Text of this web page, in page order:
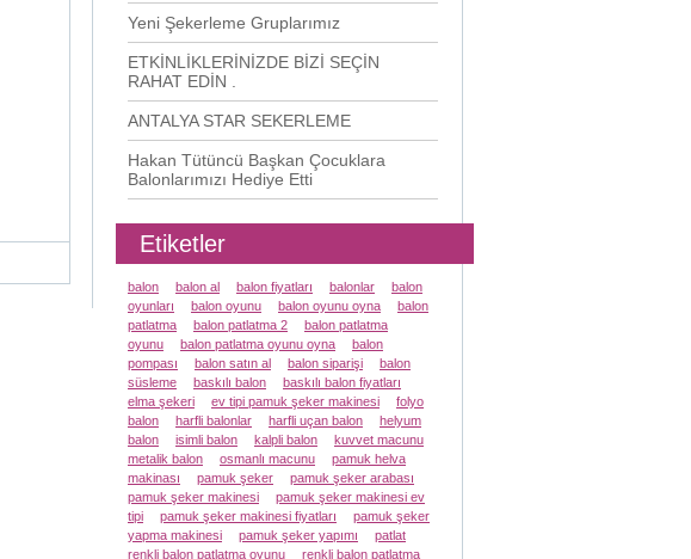
Yeni Şekerleme Gruplarımız
ETKİNLİKLERİNİZDE BİZİ SEÇİN
RAHAT EDİN .
ANTALYA STAR SEKERLEME
Hakan Tütüncü Başkan Çocuklara
Balonlarımızı Hediye Etti
Etiketler
balon balon al balon fiyatları balonlar
balon
oyunları
balon oyunu balon oyunu oyna
balon
patlatma
balon patlatma 2
balon patlatma
oyunu
balon patlatma oyunu oyna
balon
pompası
balon satın al balon siparişi
balon
süsleme
baskılı balon
baskılı balon fiyatları
elma şekeri
ev tipi pamuk şeker makinesi
folyo
balon
harfli balonlar harfli uçan balon
helyum
balon
isimli balon kalpli balon
kuvvet macunu
metalik balon
osmanlı macunu
pamuk helva
makinası
pamuk şeker
pamuk şeker arabası
pamuk şeker makinesi
pamuk şeker makinesi ev
tipi
pamuk şeker makinesi fiyatları
pamuk şeker
yapma makinesi
pamuk şeker yapımı
patlat
renkli balon patlatma oyunu
renkli balon patlatma